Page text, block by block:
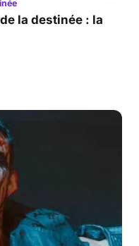
la destinée : la